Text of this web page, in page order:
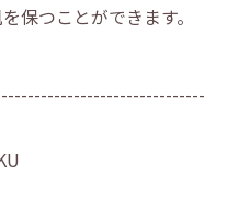
保つことができます。